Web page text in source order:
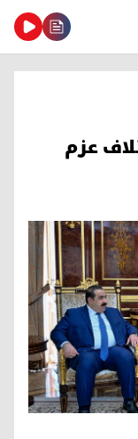
عزم